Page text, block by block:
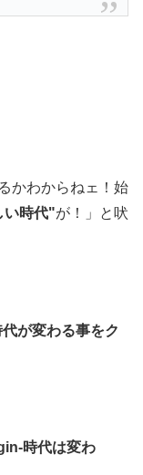
かわからねェ！始
い時代"が！」と吠
代が変わる事をク
時代は変わ